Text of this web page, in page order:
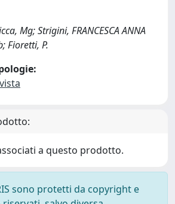
Mg; Strigini, FRANCESCA ANNA
Fioretti, P.
a questo prodotto.
sono protetti da copyright e